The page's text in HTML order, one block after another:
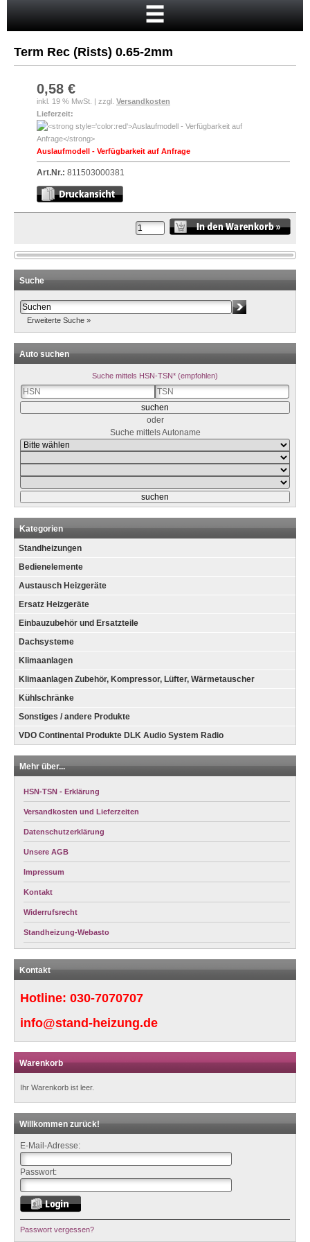
Neukunde?
Kasse
Anmelden
Term Rec (Rists) 0.65-2mm
0,58 €
inkl. 19 % MwSt. | zzgl. Versandkosten
Lieferzeit:
Auslaufmodell - Verfügbarkeit auf Anfrage
Art.Nr.: 811503000381
Suche
Erweiterte Suche »
Auto suchen
Suche mittels HSN-TSN* (empfohlen)
oder
Suche mittels Autoname
Kategorien
Standheizungen
Bedienelemente
Austausch Heizgeräte
Ersatz Heizgeräte
Einbauzubehör und Ersatzteile
Dachsysteme
Klimaanlagen
Klimaanlagen Zubehör, Kompressor, Lüfter, Wärmetauscher
Kühlschränke
Sonstiges / andere Produkte
VDO Continental Produkte DLK Audio System Radio
Mehr über...
HSN-TSN - Erklärung
Versandkosten und Lieferzeiten
Datenschutzerklärung
Unsere AGB
Impressum
Kontakt
Widerrufsrecht
Standheizung-Webasto
Kontakt
Hotline: 030-7070707
info@stand-heizung.de
Warenkorb
Ihr Warenkorb ist leer.
Willkommen zurück!
E-Mail-Adresse:
Passwort:
Passwort vergessen?